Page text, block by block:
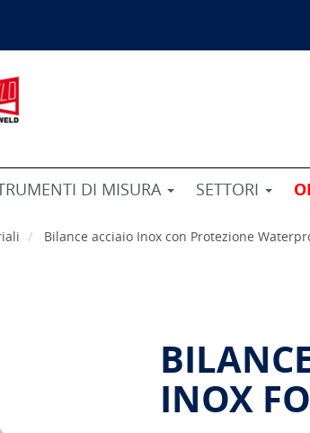
DI MISURA SETTORI
Bilance acciaio Inox con Protezione
INOX